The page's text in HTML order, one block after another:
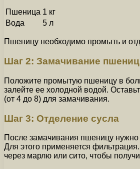
Пшеница 1 кг
Вода
5 л
Пшеницу необходимо промыть и
Шаг 2: Замачивание
Положите промытую пшеницу в
залейте ее холодной водой.
(от 4 до 8) для замачивания.
Шаг 3: Отделение сусла
После замачивания пшеницу нужно
Для этого применяется
через марлю или сито, чтобы